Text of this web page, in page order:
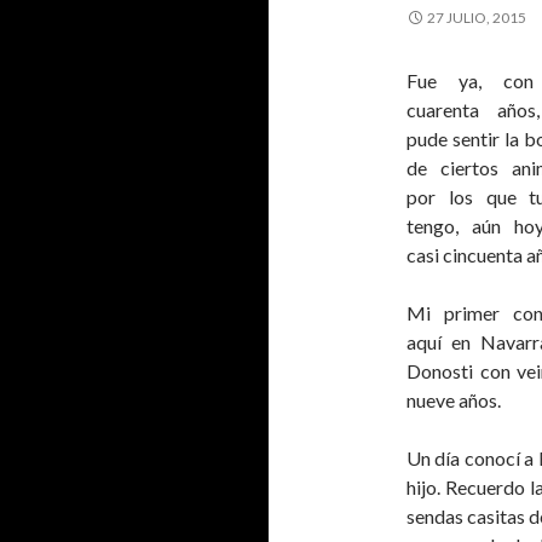
27 JULIO, 2015
Fue ya, con
cuarenta
pude sentir la
de ciertos
por los que
tengo, aún
casi cincuenta
Mi primer
aquí en
Donosti con
nueve años.
Un día conocí a
hijo. Recuerdo
sendas casitas